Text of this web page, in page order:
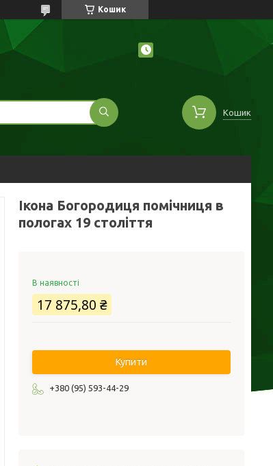
Кошик
Кошик
Ікона Богородиця помічниця в
пологах 19 століття
В наявності
17 875,80 ₴
Купити
+380 (95) 593-44-29